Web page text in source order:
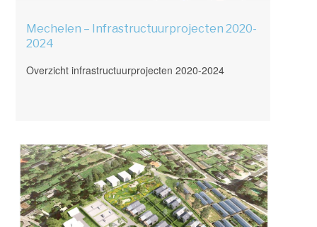
Mechelen – Infrastructuurprojecten 2020-
2024
Overzicht infrastructuurprojecten 2020-2024